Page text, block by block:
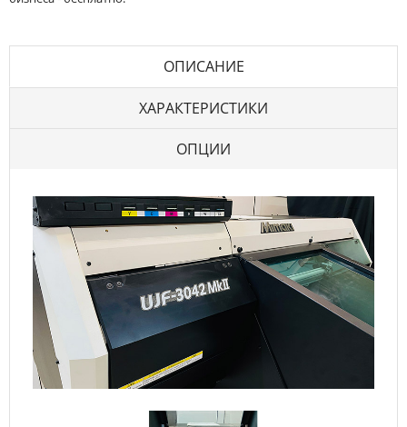
ОПИСАНИЕ
ХАРАКТЕРИСТИКИ
ОПЦИИ